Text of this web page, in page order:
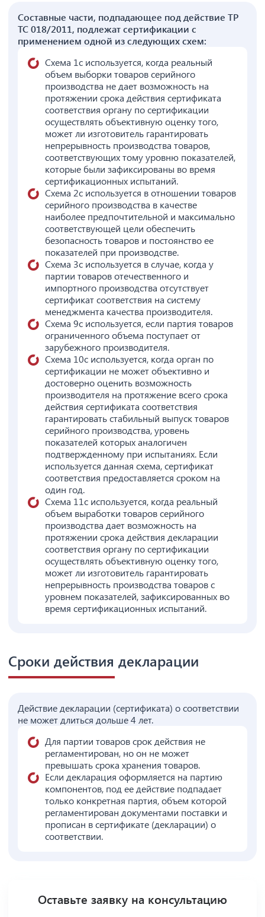
Составные части, подпадающее под действие ТР
ТС 018/2011, подлежат сертификации с
применением одной из следующих схем:
Схема 1с используется, когда реальный
объем выборки товаров серийного
производства не дает возможность на
протяжении срока действия сертификата
соответствия органу по сертификации
осуществлять объективную оценку того,
может ли изготовитель гарантировать
непрерывность производства товаров,
соответствующих тому уровню показателей,
которые были зафиксированы во время
сертификационных испытаний.
Схема 2с используется в отношении товаров
серийного производства в качестве
наиболее предпочтительной и максимально
соответствующей цели обеспечить
безопасность товаров и постоянство ее
показателей при производстве.
Схема 3с используется в случае, когда у
партии товаров отечественного и
импортного производства отсутствует
сертификат соответствия на систему
менеджмента качества производителя.
Схема 9с используется, если партия товаров
ограниченного объема поступает от
зарубежного производителя.
Схема 10с используется, когда орган по
сертификации не может объективно и
достоверно оценить возможность
производителя на протяжение всего срока
действия сертификата соответствия
гарантировать стабильный выпуск товаров
серийного производства, уровень
показателей которых аналогичен
подтвержденному при испытаниях. Если
используется данная схема, сертификат
соответствия предоставляется сроком на
один год.
Схема 11с используется, когда реальный
объем выработки товаров серийного
производства дает возможность на
протяжении срока действия декларации
соответствия органу по сертификации
осуществлять объективную оценку того,
может ли изготовитель гарантировать
непрерывность производства товаров с
уровнем показателей, зафиксированных во
время сертификационных испытаний.
Сроки действия декларации
Действие декларации (сертификата) о соответствии
не может длиться дольше 4 лет.
Для партии товаров срок действия не
регламентирован, но он не может
превышать срока хранения товаров.
Если декларация оформляется на партию
компонентов, под ее действие подпадает
только конкретная партия, объем которой
регламентирован документами поставки и
прописан в сертификате (декларации) о
соответствии.
Оставьте заявку на консультацию